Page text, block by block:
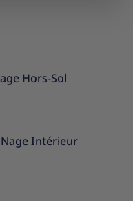
Hors-Sol
Nage Intérieur